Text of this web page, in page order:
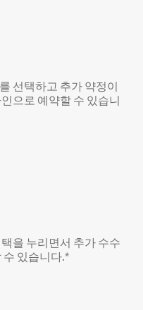
선택하고 추가 약정이
으로 예약할 수 있습니
을 누리면서 추가 수수
수 있습니다.*